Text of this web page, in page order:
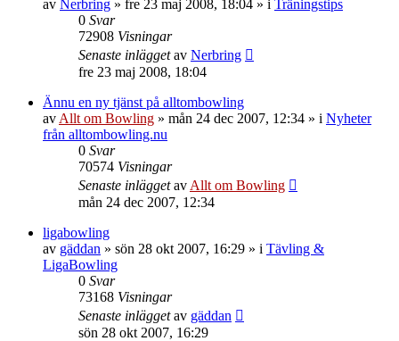
av Nerbring » fre 23 maj 2008, 18:04 » i Träningstips
0 Svar
72908 Visningar
Senaste inläggetav Nerbring
fre 23 maj 2008, 18:04
Ännu en ny tjänst på alltombowling
av Allt om Bowling » mån 24 dec 2007, 12:34 » i Nyheter
från alltombowling.nu
0 Svar
70574 Visningar
Senaste inläggetav Allt om Bowling
mån 24 dec 2007, 12:34
ligabowling
av gäddan » sön 28 okt 2007, 16:29 » i Tävling &
LigaBowling
0 Svar
73168 Visningar
Senaste inläggetav gäddan
sön 28 okt 2007, 16:29